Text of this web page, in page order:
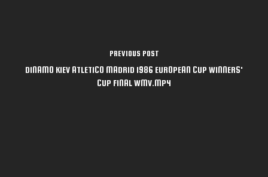
PREVIOUS POST
DINAMO KIEV ATLETICO MADRID 1986 EUROPEAN CUP WINNERS'
CUP FINAL WMV.MP4
Fútbol Formativo
Publica con
Autores